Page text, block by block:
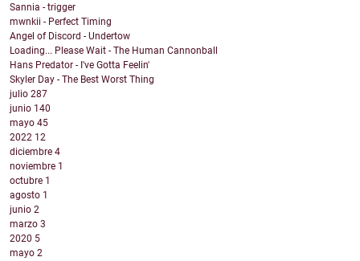
Sannia - trigger
mwnkii - Perfect Timing
Angel of Discord - Undertow
Loading... Please Wait - The Human Cannonball
Hans Predator - I've Gotta Feelin'
Skyler Day - The Best Worst Thing
julio 287
junio 140
mayo 45
2022 12
diciembre 4
noviembre 1
octubre 1
agosto 1
junio 2
marzo 3
2020 5
mayo 2